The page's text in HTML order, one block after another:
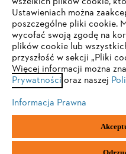
Serwis
Polityka prywatności
Informacje prawne
"ANDREAS STIHL" SP. Z O.O. z
OBSŁUGIWANA
Korzystasz z przeglądarki,
celu optymalnego
przejście do jednej z
Firefox
Ustawieniach można
poszczególne pliki cookie.
wycofać swoją zgodę na
plików cookie lub
przyszłość w sekcji „Pliki
Więcej informacji można
Prywatności oraz naszej
Informacja Prawna